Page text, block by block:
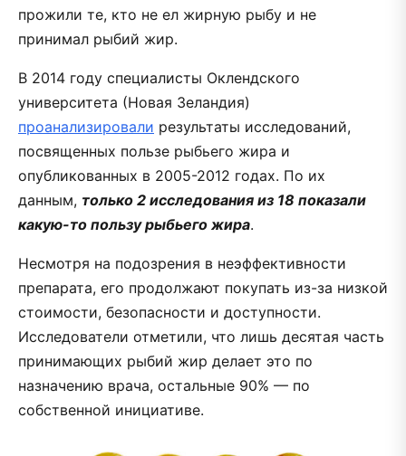
прожили те, кто не ел жирную рыбу и не
принимал рыбий жир.
В 2014 году специалисты Оклендского
университета (Новая Зеландия)
проанализировали результаты исследований,
посвященных пользе рыбьего жира и
опубликованных в 2005-2012 годах. По их
данным, только 2 исследования из 18 показали
какую-то пользу рыбьего жира.
Несмотря на подозрения в неэффективности
препарата, его продолжают покупать из-за низкой
стоимости, безопасности и доступности.
Исследователи отметили, что лишь десятая часть
принимающих рыбий жир делает это по
назначению врача, остальные 90% — по
собственной инициативе.